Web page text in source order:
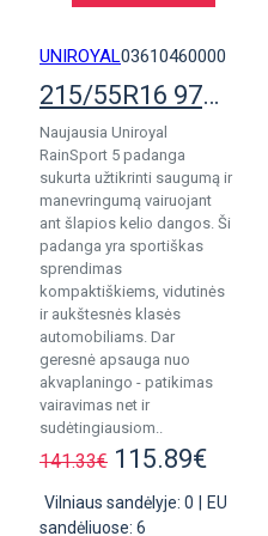
UNIROYAL03610460000
215/55R16 97Y Uniroyal RainSport 5
Naujausia Uniroyal
RainSport 5 padanga
sukurta užtikrinti saugumą ir
manevringumą vairuojant
ant šlapios kelio dangos. Ši
padanga yra sportiškas
sprendimas
kompaktiškiems, vidutinės
ir aukštesnės klasės
automobiliams. Dar
geresnė apsauga nuo
akvaplaningo - patikimas
vairavimas net ir
sudėtingiausiom..
141.33€ 115.89€
Vilniaus sandėlyje: 0
EU
sandėliuose: 6